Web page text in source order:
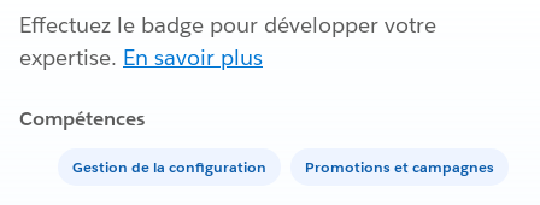
Effectuez le badge pour développer votre
expertise. En savoir plus
Compétences
Gestion de la configuration Promotions et campagnes